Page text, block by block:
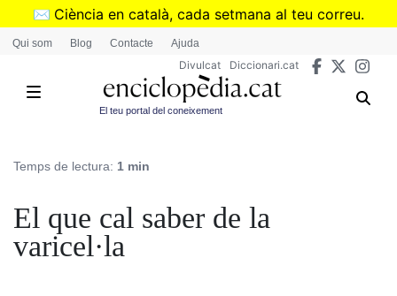
Vés
✉️ Ciència en català, cada setmana al teu correu.
➜Subscriu-te al butlletí de Divulcat
Qui som Blog Contacte Ajuda
Divulcat Diccionari.cat
El teu portal del coneixement
Temps de lectura: 1 min
El que cal saber de la
varicel·la